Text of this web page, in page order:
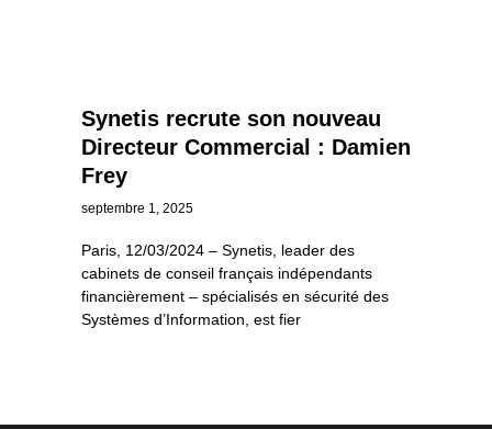
Synetis recrute son nouveau
Directeur Commercial : Damien
Frey
septembre 1, 2025
Paris, 12/03/2024 – Synetis, leader des
cabinets de conseil français indépendants
financièrement – spécialisés en sécurité des
Systèmes d’Information, est fier